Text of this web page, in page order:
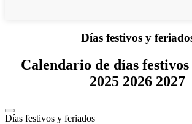
Días festivos y
Calendario de días
2025 2026 2027
Días festivos y feriados